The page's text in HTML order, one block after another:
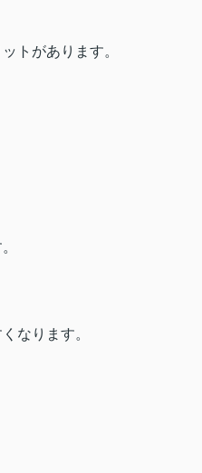
トがあります。
なります。